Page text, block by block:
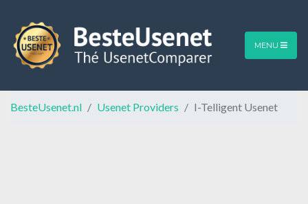
MENU
BesteUsenet.nl Usenet Providers I-Telligent Usenet